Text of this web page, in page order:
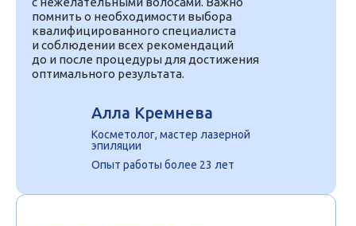
помнить о необходимости выбора
квалифицированного специалиста
и соблюдении всех рекомендаций
до и после процедуры для достижения
оптимального результата.
Алла Кремнева
Опыт работы более 23 лет
Косметолог, мастер лазерной
эпиляции